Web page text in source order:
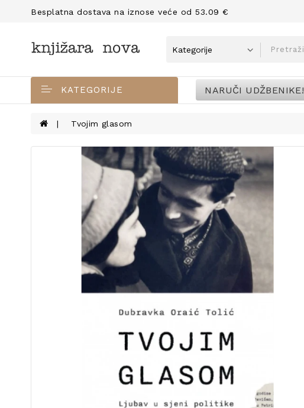
Besplatna dostava na iznose veće od 53.09 €
KATEGORIJE NARUČI UDŽBENIKE!
Tvojim glasom